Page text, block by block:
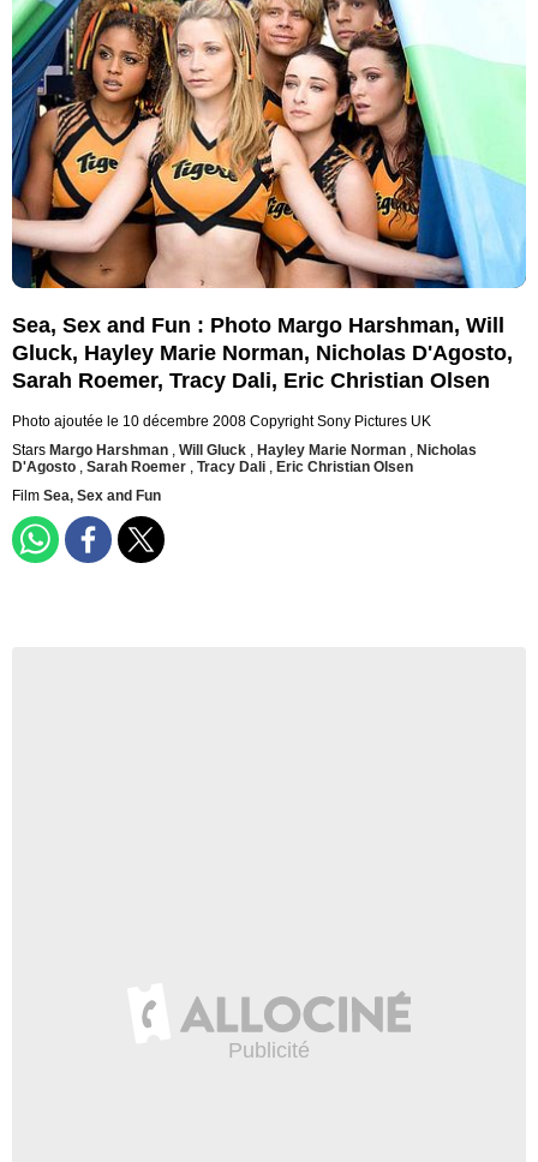
Sea, Sex and Fun : Photo Margo Harshman, Will
Gluck, Hayley Marie Norman, Nicholas D'Agosto,
Sarah Roemer, Tracy Dali, Eric Christian Olsen
Photo ajoutée le 10 décembre 2008 Copyright Sony Pictures UK
Stars Margo Harshman , Will Gluck , Hayley Marie Norman , Nicholas
D'Agosto , Sarah Roemer , Tracy Dali , Eric Christian Olsen
Film Sea, Sex and Fun